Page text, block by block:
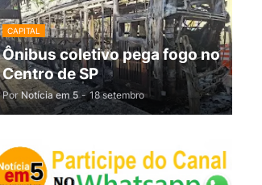
CAPITAL
Ônibus coletivo pega fogo no
Centro de SP
Por Notícia em 5 - 18 setembro